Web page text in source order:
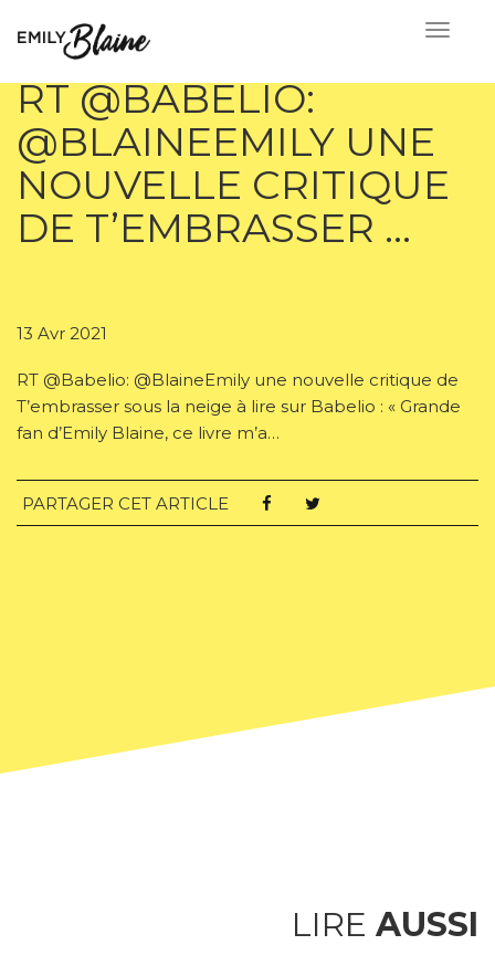
RT @BABELIO:
@BLAINEEMILY UNE
NOUVELLE CRITIQUE
DE T’EMBRASSER …
13 Avr 2021
RT @Babelio: @BlaineEmily une nouvelle critique de
T’embrasser sous la neige à lire sur Babelio : « Grande
fan d’Emily Blaine, ce livre m’a…
PARTAGER CET ARTICLE
LIRE AUSSI